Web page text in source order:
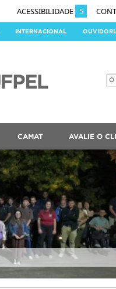
ACESSIBILIDADE 5
INTERNACIONAL
CAMAT AVALIE O